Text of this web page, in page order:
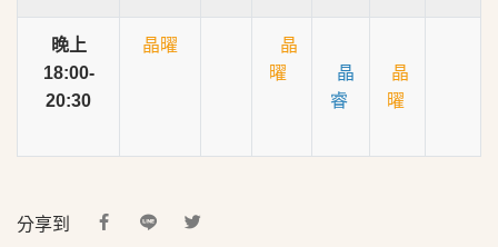
晚上
18:00-
20:30
晶曜
晶
曜
晶
睿
晶
曜
分享到